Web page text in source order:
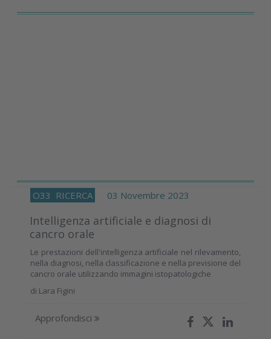
O33 RICERCA 03 Novembre 2023
Intelligenza artificiale e diagnosi di
cancro orale
Le prestazioni dell'intelligenza artificiale nel rilevamento,
nella diagnosi, nella classificazione e nella previsione del
cancro orale utilizzando immagini istopatologiche
di Lara Figini
Approfondisci